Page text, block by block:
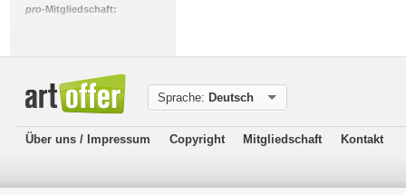
pro-Mitgliedschaft:
Sprache: Deutsch
Über uns / Impressum Copyright Mitgliedschaft Kontakt